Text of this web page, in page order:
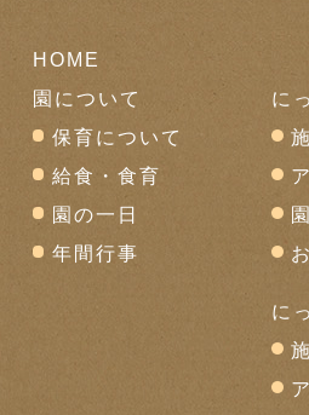
HOME
園について
保育について
給食・食育
園の一日
年間行事
に
に